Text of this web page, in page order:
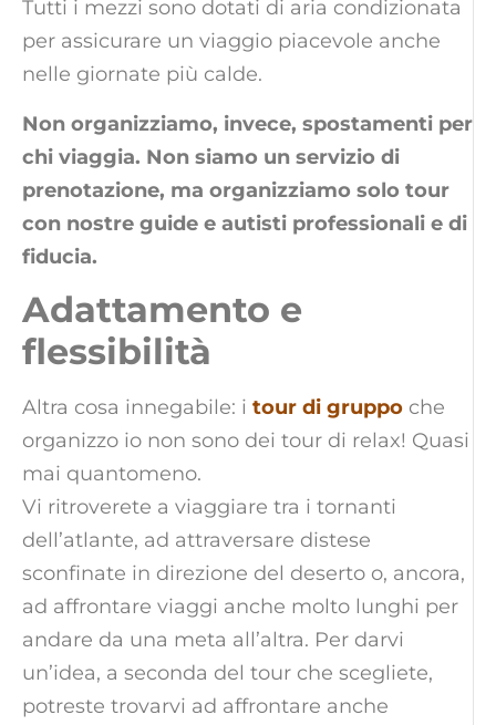
Tutti i mezzi sono dotati di aria condizionata
per assicurare un viaggio piacevole anche
nelle giornate più calde.
Non organizziamo, invece, spostamenti per
chi viaggia. Non siamo un servizio di
prenotazione, ma organizziamo solo tour
con nostre guide e autisti professionali e di
fiducia.
Adattamento e
flessibilità
Altra cosa innegabile: i tour di gruppo che
organizzo io non sono dei tour di relax! Quasi
mai quantomeno.
Vi ritroverete a viaggiare tra i tornanti
dell’atlante, ad attraversare distese
sconfinate in direzione del deserto o, ancora,
ad affrontare viaggi anche molto lunghi per
andare da una meta all’altra. Per darvi
un’idea, a seconda del tour che scegliete,
potreste trovarvi ad affrontare anche